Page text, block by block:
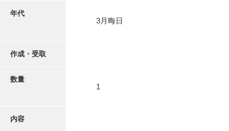
年代
3月晦日
作成・受取
数量
1
内容